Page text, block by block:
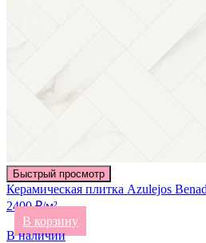
Быстрый просмотр
Керамическая плитка Azulejos
2400 ₽/м²
В корзину
В наличии